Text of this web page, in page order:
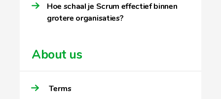
Hoe schaal je Scrum effectief binnen
grotere organisaties?
About us
Terms